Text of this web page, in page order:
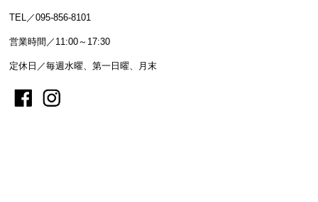
TEL／095-856-8101
営業時間／11:00～17:30
定休日／毎週水曜、第一日曜、月末